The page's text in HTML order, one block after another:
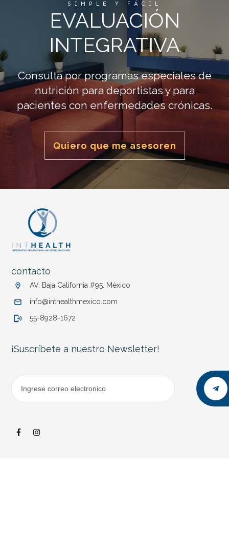
SIMPLE Y FÁCIL
EVALUACIÓN
INTEGRATIVA
Consulta por programas especiales de
nutrición para deportistas y para
pacientes con enfermedades crónicas.
Quiero que me asesoren
contacto
AV. Baja California #95. México
info@inthealthmexico.com
55-8928-1672
¡Suscríbete a nuestro Newsletter!